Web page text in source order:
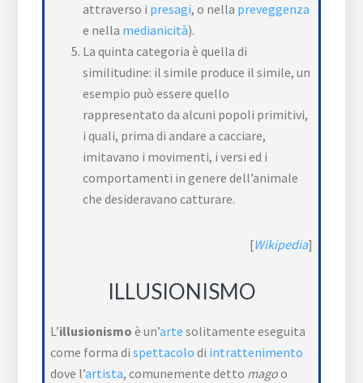
attraverso i presagi, o nella preveggenza
e nella medianicità).
La quinta categoria è quella di
similitudine: il simile produce il simile, un
esempio può essere quello
rappresentato da alcuni popoli primitivi,
i quali, prima di andare a cacciare,
imitavano i movimenti, i versi ed i
comportamenti in genere dell’animale
che desideravano catturare.
[Wikipedia]
ILLUSIONISMO
L’illusionismo è un’arte solitamente eseguita
come forma dispettacolo di intrattenimento
dove l’artista, comunemente detto magoo